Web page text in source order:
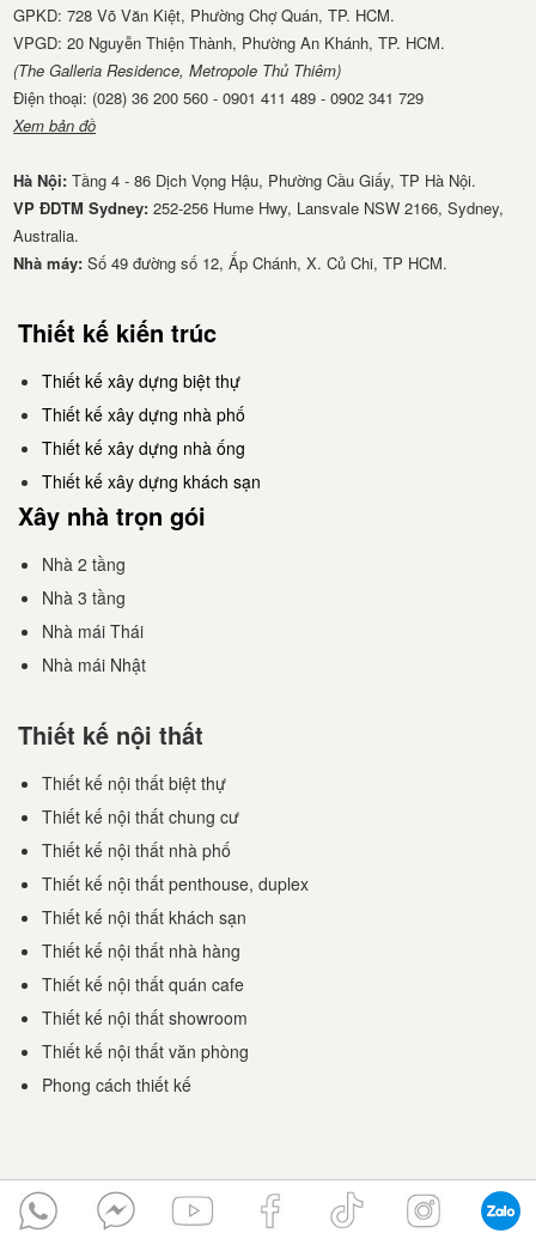
GPKD: 728 Võ Văn Kiệt, Phường Chợ Quán, TP. HCM.
VPGD: 20 Nguyễn Thiện Thành, Phường An Khánh, TP. HCM.
(The Galleria Residence, Metropole Thủ Thiêm)
Điện thoại: (028) 36 200 560 - 0901 411 489 - 0902 341 729
Xem bản đồ
Hà Nội:Tầng 4 - 86 Dịch Vọng Hậu, Phường Cầu Giấy, TP Hà Nội.
VP ĐDTM Sydney: 252-256 Hume Hwy, Lansvale NSW 2166, Sydney,
Australia.
Nhà má​y: Số 49 đường số 12, Ấp Chánh, X. Củ Chi, TP HCM.
Thiết kế kiến trúc
Thiết kế xây dựng biệt thự
Thiết kế xây dựng nhà phố
Thiết kế xây dựng nhà ống
Thiết kế xây dựng khách sạn
Xây nhà trọn gói
Nhà 2 tầng
Nhà 3 tầng
Nhà mái Thái
Nhà mái Nhật
Thiết kế nội thất
Thiết kế nội thất biệt thự
Thiết kế nội thất chung cư
Thiết kế nội thất nhà phố
Thiết kế nội thất penthouse, duplex
Thiết kế nội thất khách sạn
Thiết kế nội thất nhà hàng
Thiết kế nội thất quán cafe
Thiết kế nội thất showroom
Thiết kế nội thất văn phòng
Phong cách thiết kế